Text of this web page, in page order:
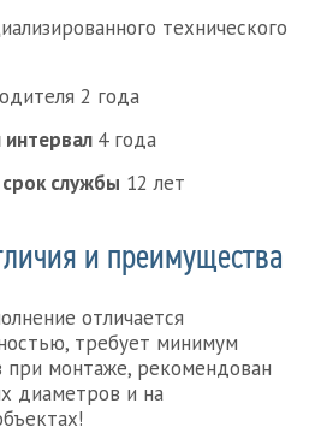
технического
2 года
4 года
службы 12 лет
и преимущества
отличается
требует минимум
при монтаже, рекомендован
диаметров и на